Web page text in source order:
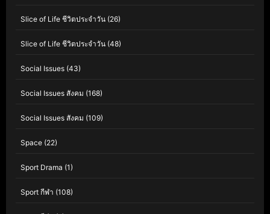
Slice of Life ชีวิตประจำวัน (26)
Slice of Life ชีวิตประจำวัน (48)
Social Issues (43)
Social Issues สังคม (168)
Social Issues สังคม (109)
Space (22)
Sport Drama (1)
Sport กีฬา (108)